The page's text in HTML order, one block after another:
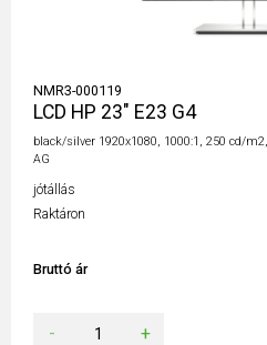
NMR3-000119
LCD HP 23" E23 G4
black/silver 1920x1080, 1000:1, 250 cd/
AG
jótállás
Raktáron
Bruttó ár
- +